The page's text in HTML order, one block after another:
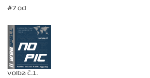
#7 od
volba č.1.